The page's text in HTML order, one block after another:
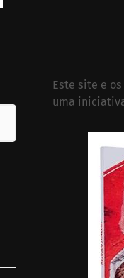
Este site e
uma